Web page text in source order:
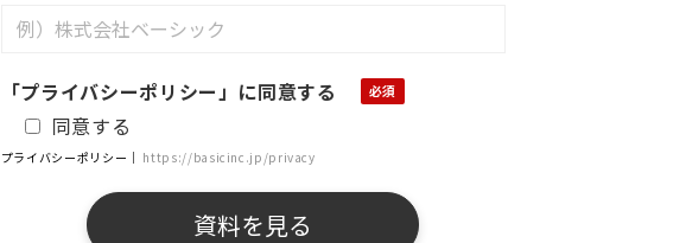
「プライバシーポリシー」に同意する
同意する
プライバシーポリシー｜ https://basicinc.jp/privacy